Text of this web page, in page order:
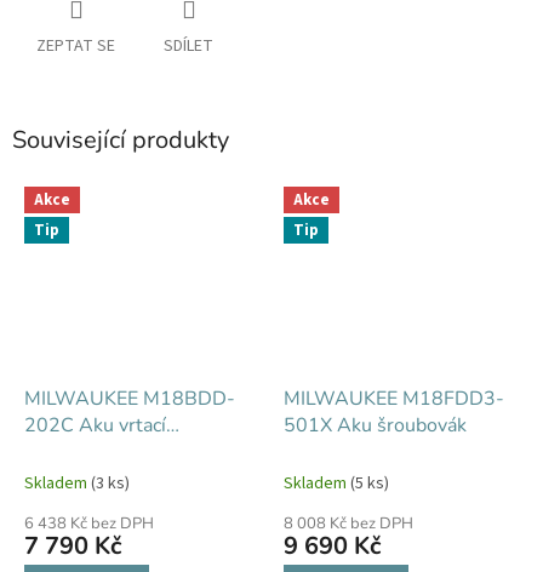
ZEPTAT SE SDÍLET
Související produkty
Akce
Tip
MILWAUKEE M18BDD-
202C Aku vrtací
Skladem (3 ks)
6 438 Kč bez DPH
7 790 Kč
Akce
Tip
MILWAUKEE M18FDD3-
501X Aku šroubovák
Skladem (5 ks)
8 008 Kč bez DPH
9 690 Kč